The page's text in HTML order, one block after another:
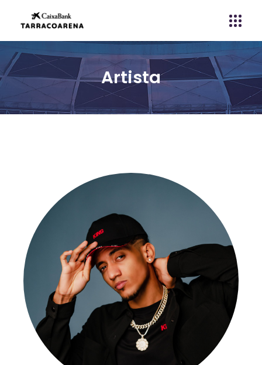
Artista